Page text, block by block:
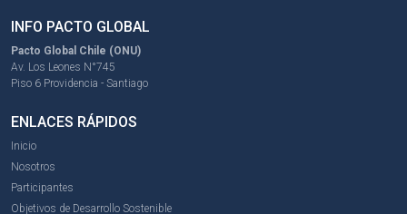
INFO PACTO GLOBAL
Pacto Global Chile (ONU)
Av. Los Leones N°745
Piso 6 Providencia - Santiago
ENLACES RÁPIDOS
Inicio
Nosotros
Participantes
Objetivos de Desarrollo Sostenible